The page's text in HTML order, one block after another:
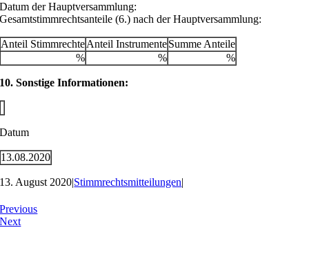
Datum der Hauptversammlung:
Gesamtstimmrechtsanteile (6.) nach der Hauptversammlung:
Anteil StimmrechteAnteil InstrumenteSumme Anteile
%
% %
10. Sonstige Informationen:
Datum
13.08.2020
13. August 2020|Stimmrechtsmitteilungen|
Previous
Next